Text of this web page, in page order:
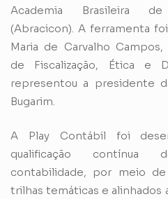
Academia Brasileira
(Abracicon). A ferramenta
Maria de Carvalho
de Fiscalização, Ética e
representou a presidente
Bugarim.
A Play Contábil foi
qualificação contínua
contabilidade, por meio
trilhas temáticas e alinhados